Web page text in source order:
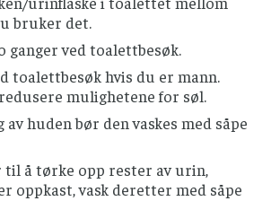
bruker det.
ganger ved toalettbesøk.
toalettbesøk hvis du er mann.
mulighetene for søl.
huden bør den vaskes med såpe
til å tørke opp rester av urin,
oppkast, vask deretter med såpe